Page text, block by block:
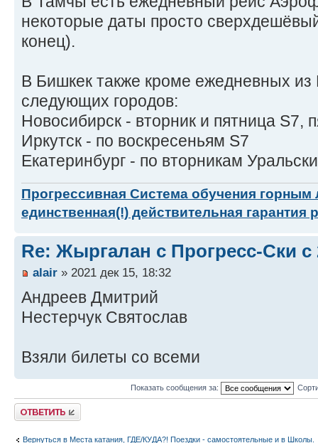
некоторые даты просто
конец).
В Бишкек также кроме ежедневных
следующих городов:
Новосибирск - вторник и пятница S7,
Иркутск - по воскресеньям S7
Екатеринбург - по вторникам
Прогрессивная Система обучения
единственная(!) действительная гарантия
Re: Жыргалан с Прогресс-Ски с
alair » 2021 дек 15, 18:32
Андреев Дмитрий
Нестерчук Святослав
Взяли билеты со всеми
Показать сообщения за:
Ответить
Вернуться в Места катания, ГДЕ/КУДА?! Поездки - самостоятельные и в Школы.